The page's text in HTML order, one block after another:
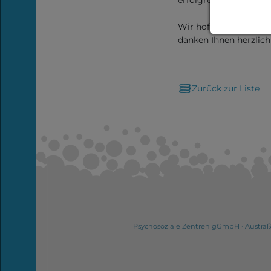
Wir hoffen auf Ihr
danken Ihnen
Zurück zur Liste
Psychosoziale Zentren gGmbH ·